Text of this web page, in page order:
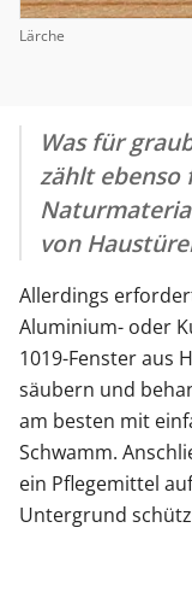
Lärche
Was für
zählt ebenso
von
Allerdings
Aluminium- oder
1019-Fenster aus
säubern und
am besten mit
Schwamm.
ein Pflegemittel
Untergrund